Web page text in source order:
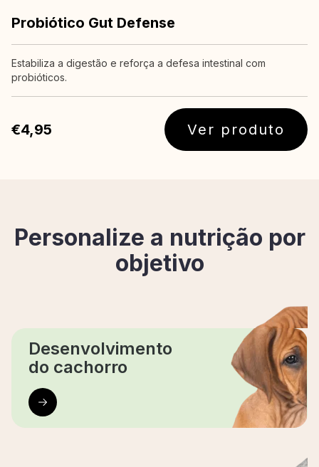
Probiótico Gut Defense
Estabiliza a digestão e reforça a defesa intestinal com
probióticos.
€4,95 Ver produto
Personalize a nutrição por
objetivo
Desenvolvimento
do cachorro